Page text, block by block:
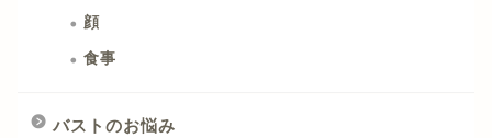
顔
食事
バストのお悩み